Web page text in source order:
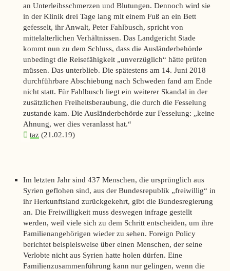
an Unterleibsschmerzen und Blutungen. Dennoch wird sie
in der Klinik drei Tage lang mit einem Fuß an ein Bett
gefesselt, ihr Anwalt, Peter Fahlbusch, spricht von
mittelalterlichen Verhältnissen. Das Landgericht Stade
kommt nun zu dem Schluss, dass die Ausländerbehörde
unbedingt die Reisefähigkeit „unverzüglich“ hätte prüfen
müssen. Das unterblieb. Die spätestens am 14. Juni 2018
durchführbare Abschiebung nach Schweden fand am Ende
nicht statt. Für Fahlbusch liegt ein weiterer Skandal in der
zusätzlichen Freiheitsberaubung, die durch die Fesselung
zustande kam. Die Ausländerbehörde zur Fesselung: „keine
Ahnung, wer dies veranlasst hat.“
taz (21.02.19)
Im letzten Jahr sind 437 Menschen, die ursprünglich aus
Syrien geflohen sind, aus der Bundesrepublik „freiwillig“ in
ihr Herkunftsland zurückgekehrt, gibt die Bundesregierung
an. Die Freiwilligkeit muss deswegen infrage gestellt
werden, weil viele sich zu dem Schritt entscheiden, um ihre
Familienangehörigen wieder zu sehen. Foreign Policy
berichtet beispielsweise über einen Menschen, der seine
Verlobte nicht aus Syrien hatte holen dürfen. Eine
Familienzusammenführung kann nur gelingen, wenn die